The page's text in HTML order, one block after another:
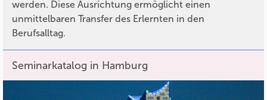
werden. Diese Ausrichtung ermöglicht einen
unmittelbaren Transfer des Erlernten in den
Berufsalltag.
Seminarkatalog in Hamburg